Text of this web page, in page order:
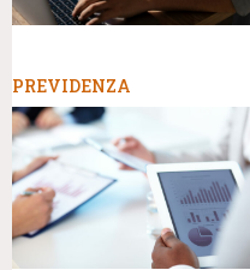
PREVIDENZA